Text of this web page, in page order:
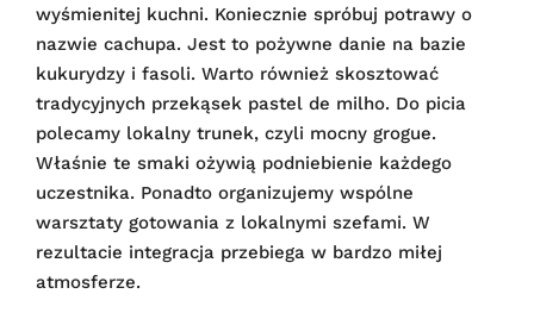
wyśmienitej kuchni. Koniecznie spróbuj potrawy o
nazwie cachupa. Jest to pożywne danie na bazie
kukurydzy i fasoli. Warto również skosztować
tradycyjnych przekąsek pastel de milho. Do picia
polecamy lokalny trunek, czyli mocny grogue.
Właśnie te smaki ożywią podniebienie każdego
uczestnika. Ponadto organizujemy wspólne
warsztaty gotowania z lokalnymi szefami. W
rezultacie integracja przebiega w bardzo miłej
atmosferze.